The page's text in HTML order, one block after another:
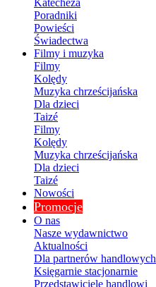
Katecheza
Poradniki
Powieści
Świadectwa
Filmy i muzyka
Filmy
Kolędy
Muzyka chrześcijańska
Dla dzieci
Taizé
Filmy
Kolędy
Muzyka chrześcijańska
Dla dzieci
Taizé
Nowości
Promocje
O nas
Nasze wydawnictwo
Aktualności
Dla partnerów handlowych
Księgarnie stacjonarnie
Przedstawiciele handlowi